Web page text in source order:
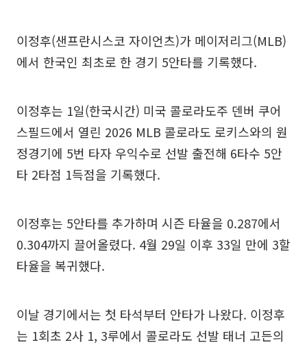
이정후(샌프란시스코 자이언츠)가 메이저리그(MLB)
에서 한국인 최초로 한 경기 5안타를 기록했다.
이정후는 1일(한국시간) 미국 콜로라도주 덴버 쿠어
스필드에서 열린 2026 MLB 콜로라도 로키스와의 원
정경기에 5번 타자 우익수로 선발 출전해 6타수 5안
타 2타점 1득점을 기록했다.
이정후는 5안타를 추가하며 시즌 타율을 0.287에서
0.304까지 끌어올렸다. 4월 29일 이후 33일 만에 3할
타율을 복귀했다.
이날 경기에서는 첫 타석부터 안타가 나왔다. 이정후
는 1회초 2사 1, 3루에서 콜로라도 선발 태너 고든의